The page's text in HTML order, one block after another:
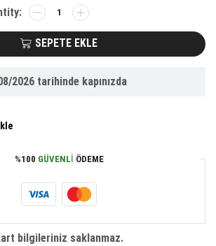
BUFFER®
Askılı
Raf
Çok
Mutfak
Raf
SEPETE EKLE
2026 tarihinde kapınızda
%100 GÜVENLI ÖDEME
bilgileriniz saklanmaz.